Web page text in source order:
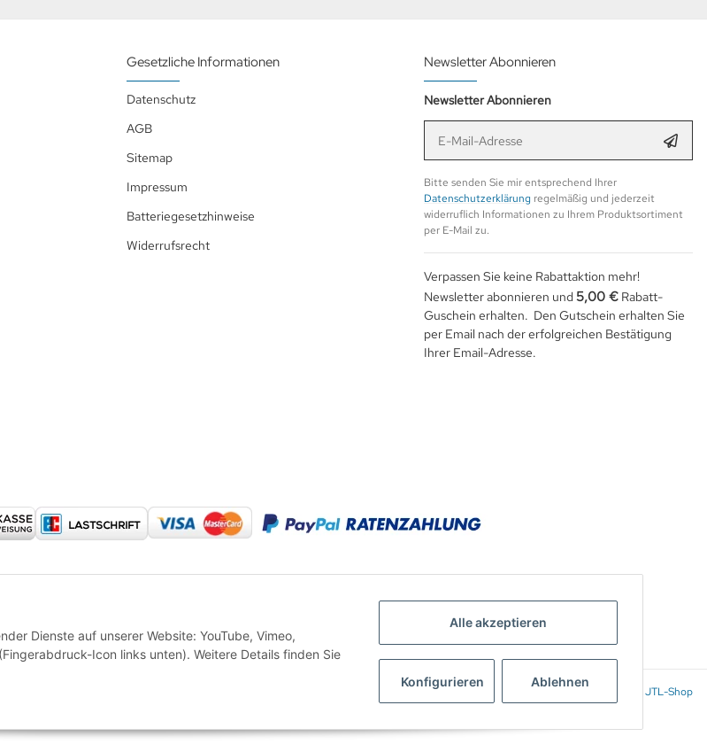
Dienste auf unserer Website: YouTube, Vimeo,
Icon links unten). Weitere Details finden Sie
Alle akzeptieren
Konfigurieren Ablehnen
Gesetzliche Informationen
Datenschutz
AGB
Sitemap
Impressum
Batteriegesetzhinweise
Widerrufsrecht
Newsletter Abonnieren
Newsletter Abonnieren
Bitte senden Sie mir entsprechend Ihrer
Datenschutzerklärung regelmäßig und jederzeit
widerruflich Informationen zu Ihrem Produktsortiment
per E-Mail zu.
Verpassen Sie keine Rabattaktion mehr!
Newsletter abonnieren und 5,00 € Rabatt-
Guschein erhalten. Den Gutschein erhalten Sie
per Email nach der erfolgreichen Bestätigung
Ihrer Email-Adresse.
Alle Preise inkl. gesetzlicher USt., zzgl.Versand
JTL-Shop